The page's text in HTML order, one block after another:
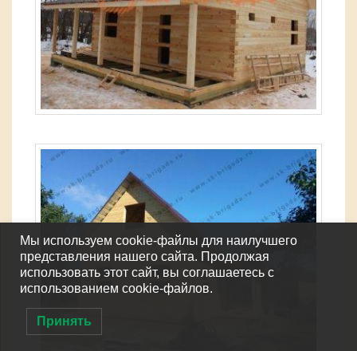
Мы используем cookie-файлы для наилучшего
представления нашего сайта. Продолжая
использовать этот сайт, вы соглашаетесь с
использованием cookie-файлов.
Принять